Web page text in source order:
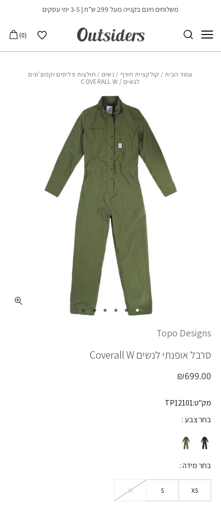
Skip to Contentמשלוחים חינם בקנייה מעל 299 ש”ח | 3-5 ימי עסקים
הרשימה שלי
0
עמוד הבית/ קולקציית חורף / נשים / חולצות פליסים וקפוצ'ונים
לנשים / COVERALL W
Topo Designs
סרבל אופנתי לנשיםCoverall W
₪699.00
מק"ט:TP12101
בחר צבע
בחר מידה
XS
S
M